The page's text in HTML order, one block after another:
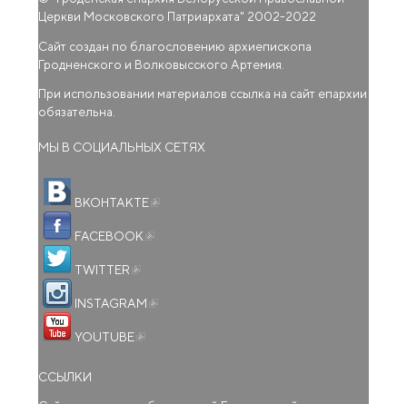
Церкви Московского Патриархата" 2002-2022
Сайт создан по благословению архиепископа
Гродненского и Волковысского Артемия.
При использовании материалов ссылка на сайт епархии
обязательна.
МЫ В СОЦИАЛЬНЫХ СЕТЯХ
ВКОНТАКТЕ
FACEBOOK
TWITTER
INSTAGRAM
YOUTUBE
ССЫЛКИ